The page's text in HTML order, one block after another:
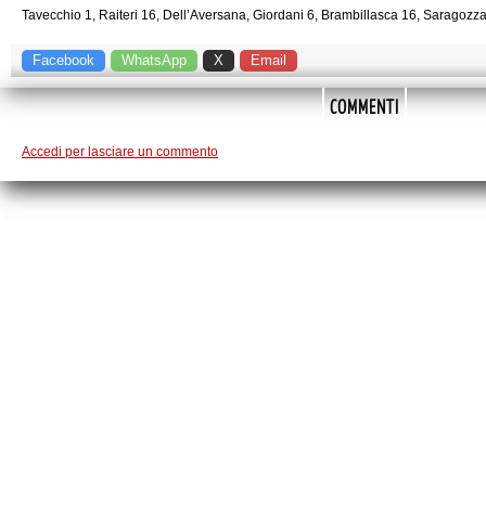
Tavecchio 1, Raiteri 16, Dell’Aversana, Giordani 6, Brambillasca 16,
Facebook WhatsApp X Email
COMMENTI
Accedi per lasciare un commento